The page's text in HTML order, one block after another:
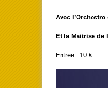
Avec
Et la Maitrise de
Entrée : 10 €